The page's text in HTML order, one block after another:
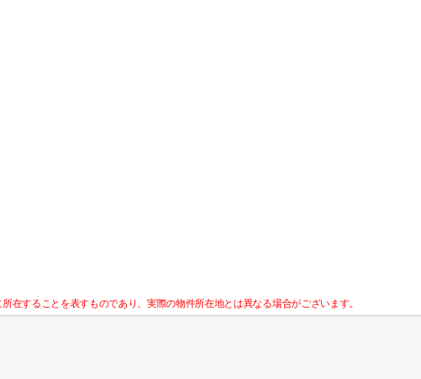
在することを表すものであり、実際の物件所在地とは異なる場合がございます。